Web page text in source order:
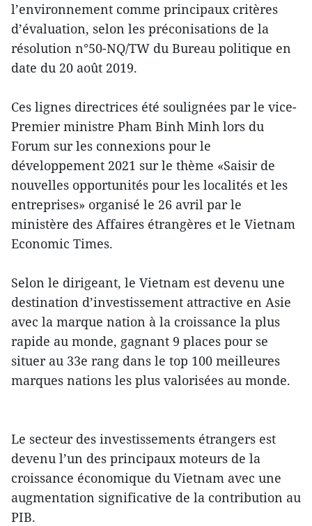
l’environnement comme principaux critères
d’évaluation, selon les préconisations de la
résolution n°50-NQ/TW du Bureau politique en
date du 20 août 2019.
Ces lignes directrices été soulignées par le vice-
Premier ministre Pham Binh Minh lors du
Forum sur les connexions pour le
développement 2021 sur le thème «Saisir de
nouvelles opportunités pour les localités et les
entreprises» organisé le 26 avril par le
ministère des Affaires étrangères et le Vietnam
Economic Times.
Selon le dirigeant, le Vietnam est devenu une
destination d’investissement attractive en Asie
avec la marque nation à la croissance la plus
rapide au monde, gagnant 9 places pour se
situer au 33e rang dans le top 100 meilleures
marques nations les plus valorisées au monde.
Le secteur des investissements étrangers est
devenu l’un des principaux moteurs de la
croissance économique du Vietnam avec une
augmentation significative de la contribution au
PIB.